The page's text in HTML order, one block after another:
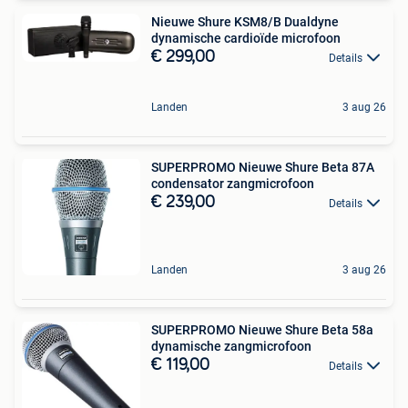
Nieuwe Shure KSM8/B Dualdyne
dynamische cardioïde microfoon
€ 299,00 Details
Landen 3 aug 26
SUPERPROMO Nieuwe Shure Beta 87A
condensator zangmicrofoon
€ 239,00 Details
Landen 3 aug 26
SUPERPROMO Nieuwe Shure Beta 58a
dynamische zangmicrofoon
€ 119,00 Details